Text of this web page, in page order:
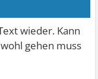
wieder. Kann
gehen muss